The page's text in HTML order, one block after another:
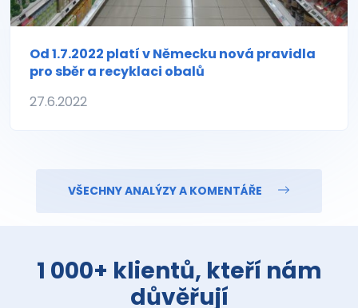
Od 1.7.2022 platí v Německu nová pravidla
pro sběr a recyklaci obalů
27.6.2022
VŠECHNY ANALÝZY A KOMENTÁŘE
1 000+ klientů, kteří nám
důvěřují